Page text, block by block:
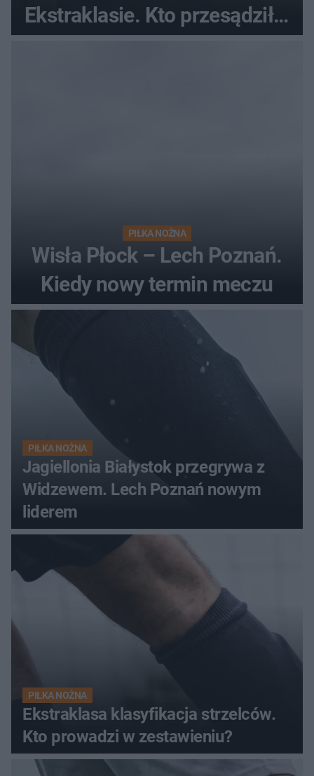
Ekstraklasie. Kto przesądził o
PIŁKA NOŻNA
Wisła Płock – Lech Poznań.
Kiedy nowy termin meczu
PIŁKA NOŻNA
Jagiellonia Białystok przegrywa z
Widzewem. Lech Poznań nowym
liderem
PIŁKA NOŻNA
Ekstraklasa klasyfikacja strzelców.
Kto prowadzi w zestawieniu?